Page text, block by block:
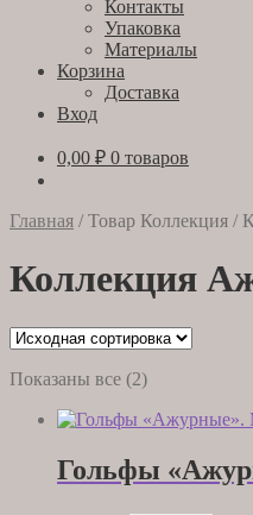
Контакты
Упаковка
Материалы
Корзина
Доставка
Вход
0,00 ₽ 0 товаров
Главная /Товар Коллекция /
Коллекция
Показаны все (2)
Гольфы